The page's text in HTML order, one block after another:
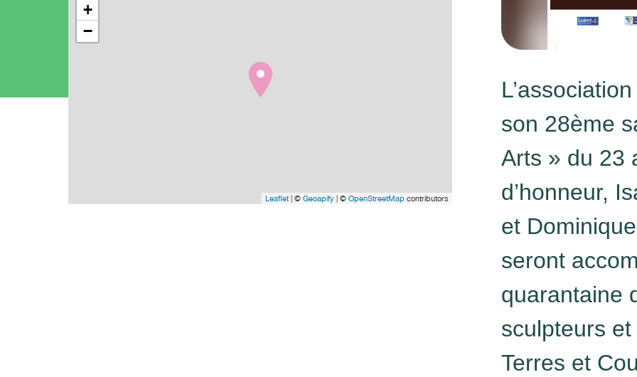
+
−
Leaflet| © Geoapify | © OpenStreetMap contributors
son 28ème
Arts » du 23
d’honneur,
et
seront
quarantaine
sculpteurs et
Terres et